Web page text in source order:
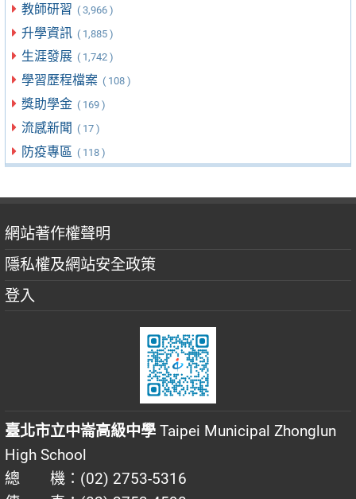
教師研習 ( 3,966 )
升學資訊 ( 1,885 )
生涯發展 ( 1,742 )
學習歷程檔案 ( 108 )
獎助學金 ( 169 )
流感新聞 ( 17 )
防疫專區 ( 118 )
網站著作權聲明
隱私權及網站安全政策
登入
臺北市立中崙高級中學 Taipei Municipal Zhonglun
High School
總 機：(02) 2753-5316